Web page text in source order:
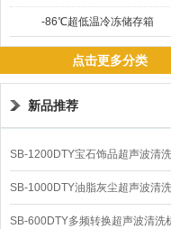
-86℃超低温冷冻储存箱
点击更多分类
新品推荐
SB-1200DTY宝石饰品超声波清
SB-1000DTY油脂灰尘超声波清
SB-600DTY多频转换超声波清洗